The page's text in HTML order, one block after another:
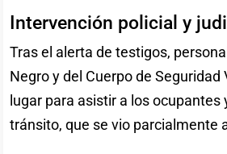
Intervención policial y
Tras el alerta de testigos,
Negro y del Cuerpo de Seguridad
lugar para asistir a los ocupantes
tránsito, que se vio parcialmente